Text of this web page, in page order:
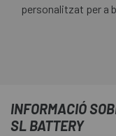
personalitzat per a
INFORMACIÓ
SL BATTERY